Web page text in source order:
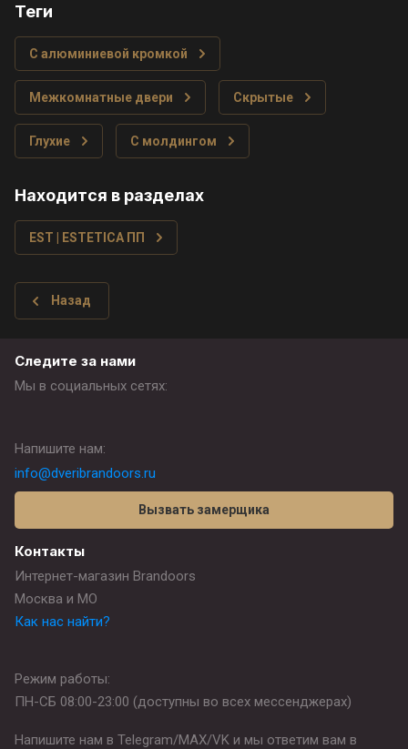
теги
С алюминиевой кромкой
Межкомнатные двери Скрытые
Глухие С молдингом
Находится в разделах
EST | ESTETICA ПП
Назад
Контакты
Интернет-магазин Brandoors
Москва и МО
Как нас найти?
Режим работы:
ПН-СБ 08:00-23:00 (доступны во всех мессенджерах)
Напишите нам в Telegram/MAX/VK и мы ответим вам в
Следите за нами
Мы в социальных сетях:
Напишите нам:
info@dveribrandoors.ru
Вызвать замерщика